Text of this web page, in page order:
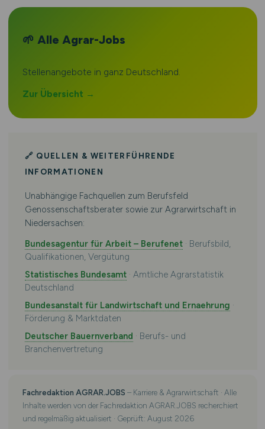
🌱 Alle Agrar-Jobs
Stellenangebote in ganz Deutschland.
Zur Übersicht →
🔗 QUELLEN & WEITERFÜHRENDE
INFORMATIONEN
Unabhängige Fachquellen zum Berufsfeld
Genossenschaftsberater sowie zur Agrarwirtschaft in
Niedersachsen:
Bundesagentur für Arbeit – Berufenet· Berufsbild,
Qualifikationen, Vergütung
Statistisches Bundesamt· Amtliche Agrarstatistik
Deutschland
Bundesanstalt für Landwirtschaft und Ernaehrung ·
Förderung & Marktdaten
Deutscher Bauernverband · Berufs- und
Branchenvertretung
Fachredaktion AGRAR.JOBS – Karriere & Agrarwirtschaft · Alle
Inhalte werden von der Fachredaktion AGRAR.JOBS recherchiert
und regelmäßig aktualisiert · Geprüft: August 2026